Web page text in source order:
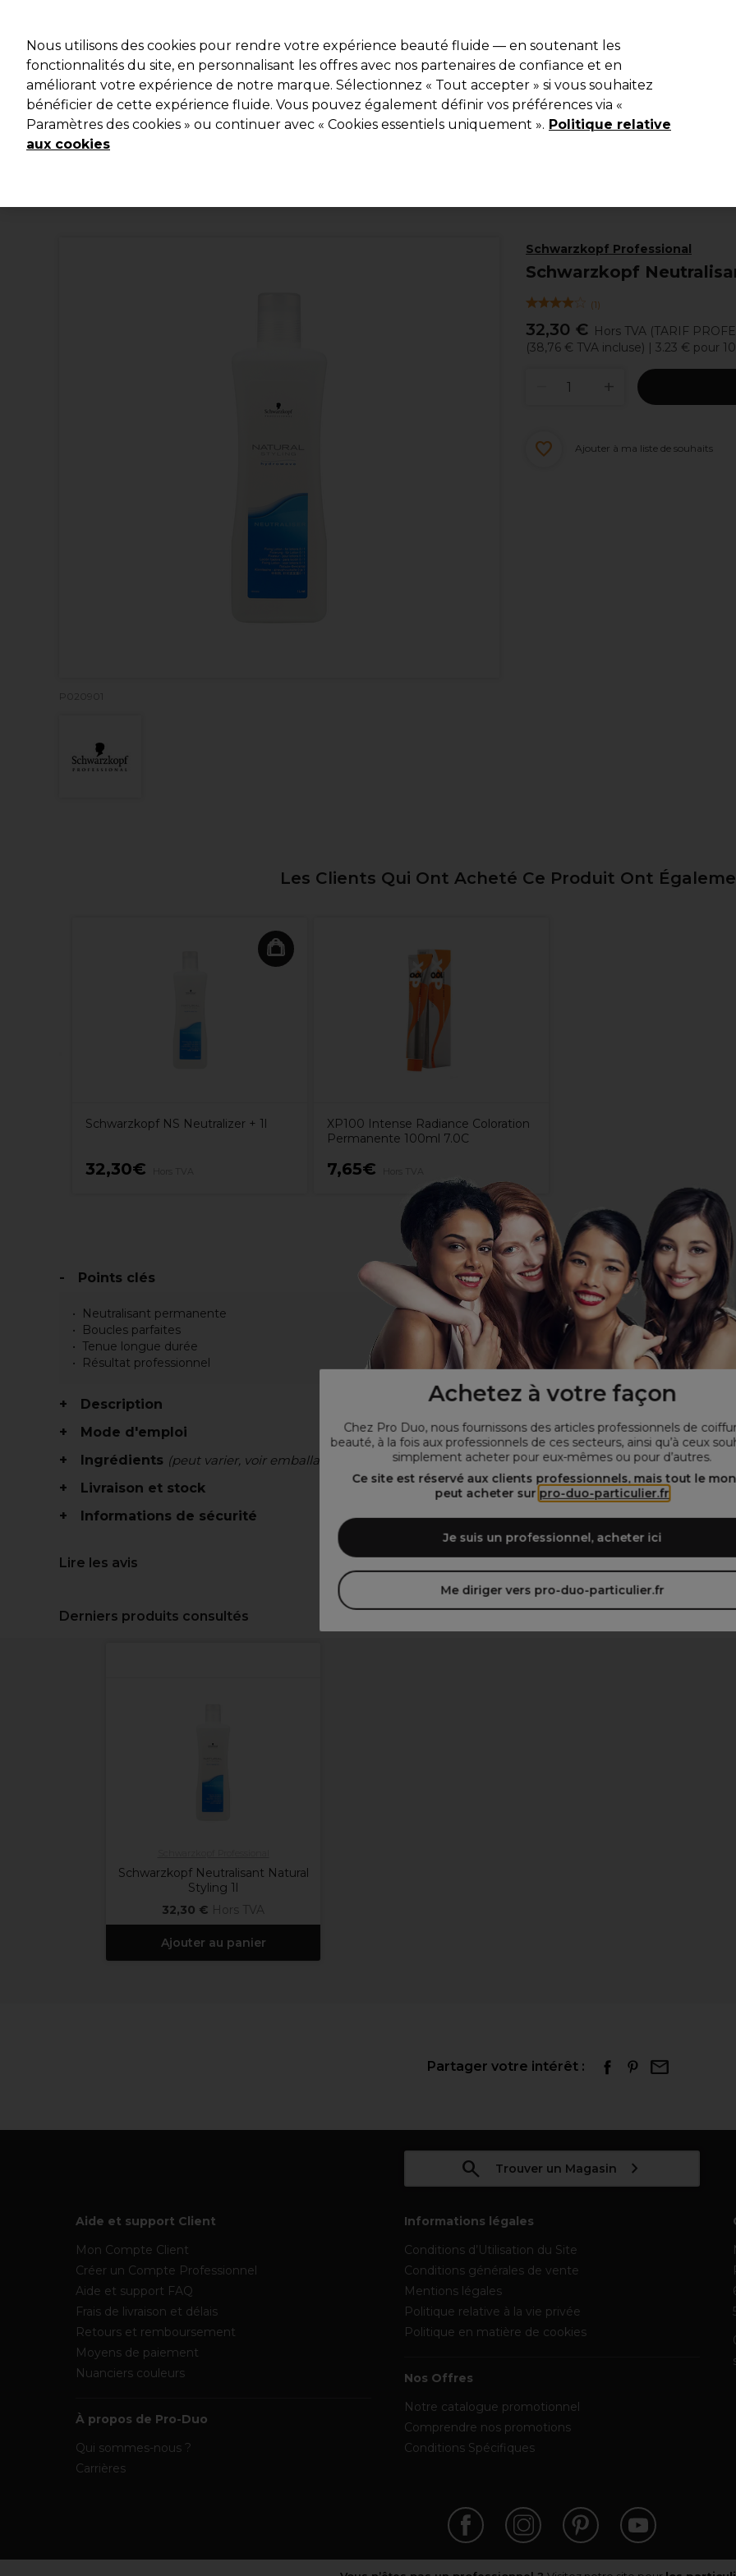
Achetez à votre façon
Chez Pro Duo, nous fournissons des articles professionnels de
beauté, à la fois aux professionnels de ces secteurs, ainsi qu’à ceux
simplement acheter pour eux-mêmes ou pour d’autres.
Ce site est réservé aux clients professionnels, mais tout le
peut acheter sur pro-duo-particulier.fr
Je suis un professionnel, acheter ici
Me diriger vers pro-duo-particulier.fr
Rechercher
Marques
Bons plans Coiffure Electro et Matériel Equipement de salon Beauté Hommes
Livraison et délais
Schwarzkopf Professional
Schwarzkopf
(1)
32,30 € Hors TVA (TARIF
(38,76 € TVA incluse) | 3.23 € pour
P020901
Ajouter à ma liste de souhaits
Les Clients Qui Ont Acheté Ce Produit Ont
Schwarzkopf NS Neutralizer + 1l
32,30€
XP100 Intense Radiance Coloration
Permanente 100ml 7.0C
7,65€
Points clés
Neutralisant permanente
Boucles parfaites
Tenue longue durée
Résultat professionnel
Description
Mode d'emploi
Ingrédients (peut varier, voir emballage)
Livraison et stock
Informations de sécurité
Lire les avis
Derniers produits consultés
Schwarzkopf Neutralisant Natural
Styling 1l
32,30 € Hors TVA
Ajouter au panier
Partager votre intérêt :
Trouver un Magasin
Aide et support Client
Mon Compte Client
Créer un Compte Professionnel
Aide et support FAQ
Frais de livraison et délais
Retours et remboursement
Moyens de paiement
Nuanciers couleurs
À propos de Pro-Duo
Qui sommes-nous ?
Carrières
Informations légales
Conditions d’Utilisation du Site
Conditions générales de vente
Mentions légales
Politique relative à la vie privée
Politique en matière de cookies
Nos Offres
Notre catalogue promotionnel
Comprendre nos promotions
Conditions Spécifiques
Nous utilisons des cookies pour rendre votre expérience beauté fluide — en soutenant les
fonctionnalités du site, en personnalisant les offres avec nos partenaires de confiance et en
améliorant votre expérience de notre marque. Sélectionnez « Tout accepter » si vous souhaitez
bénéficier de cette expérience fluide. Vous pouvez également définir vos préférences via «
Paramètres des cookies » ou continuer avec « Cookies essentiels uniquement ». Politique relative
aux cookies